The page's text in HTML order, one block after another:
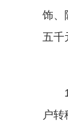
饰、
五千
【
1.
户